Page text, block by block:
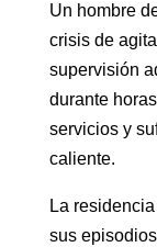
Un hombre
crisis de
supervisión
durante
servicios y
caliente.
La
sus